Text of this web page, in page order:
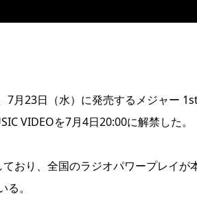
7月23日（水）に発売するメジャー
VIDEOを7月4日20:00に解禁した。
おり、全国のラジオパワープレイが
。